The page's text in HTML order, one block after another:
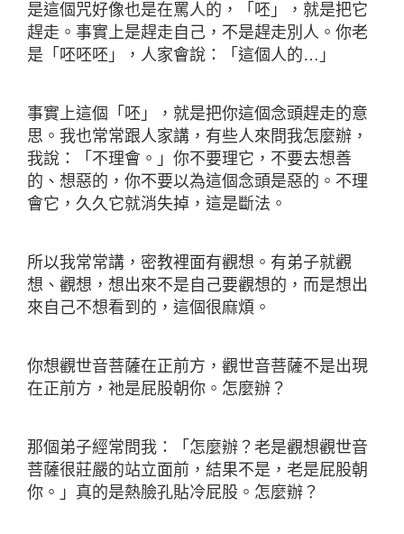
是這個咒好像也是在罵人的，「呸」，就是把它
趕走。事實上是趕走自己，不是趕走別人。你老
是「呸呸呸」，人家會說：「這個人的…」
事實上這個「呸」，就是把你這個念頭趕走的意
思。我也常常跟人家講，有些人來問我怎麼辦，
我說：「不理會。」你不要理它，不要去想善
的、想惡的，你不要以為這個念頭是惡的。不理
會它，久久它就消失掉，這是斷法。
所以我常常講，密教裡面有觀想。有弟子就觀
想、觀想，想出來不是自己要觀想的，而是想出
來自己不想看到的，這個很麻煩。
你想觀世音菩薩在正前方，觀世音菩薩不是出現
在正前方，祂是屁股朝你。怎麼辦？
那個弟子經常問我：「怎麼辦？老是觀想觀世音
菩薩很莊嚴的站立面前，結果不是，老是屁股朝
你。」真的是熱臉孔貼冷屁股。怎麼辦？